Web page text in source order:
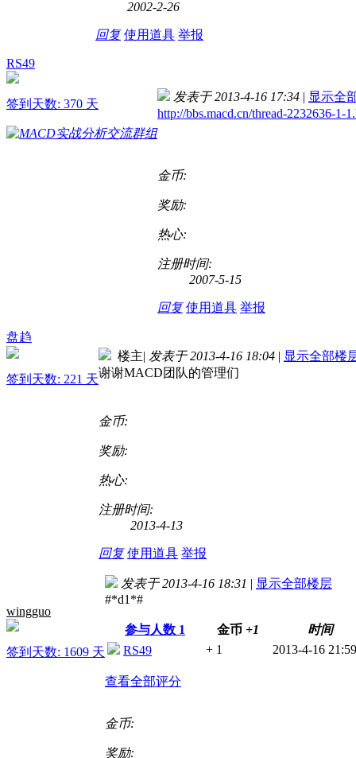
2002-2-26
回复 使用道具 举报
RS49
签到天数: 370 天
发表于 2013-4-16 17:34 | 显示全
http://bbs.macd.cn/thread-2232636-1-
金币:
奖励:
热心:
注册时间:
2007-5-15
回复 使用道具 举报
盘趋
签到天数: 221 天
楼主| 发表于 2013-4-16 18:04 | 显示全部楼
谢谢MACD团队的管理们
金币:
奖励:
热心:
注册时间:
2013-4-13
回复 使用道具 举报
wingguo
签到天数: 1609 天
发表于 2013-4-16 18:31 | 显示全部楼层
#*d1*#
参与人数 1 金币 +1
时间
RS49
+ 1 2013-4-16 21:59
查看全部评分
金币:
奖励: